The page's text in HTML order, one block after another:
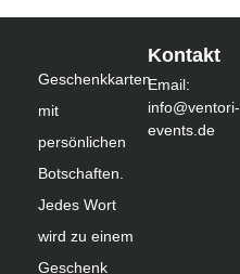
Geschenkkarten
mit
persönlichen
Botschaften.
Jedes Wort
wird zu einem
Geschenk
Kontakt
Email:
info@ventori-
events.de